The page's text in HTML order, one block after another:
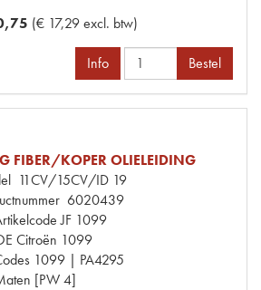
(€ 17,29 excl. btw)
Info Bestel
FIBER/KOPER OLIELEIDING
11CV/15CV/ID 19
6020439
JF 1099
Citroën 1099
1099 | PA4295
[PW 4]